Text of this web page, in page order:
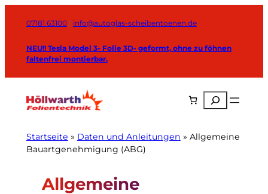
Inhalt07181 63100| info@autoglas-scheibentoenen.de
NEU!! Tesla Model 3- Folie 3D- geformt, ohne zu föhnen
faltenfrei montierbar.
Suchen
Startseite » Daten und Anleitungen » Allgemeine
Bauartgenehmigung (ABG)
Aktuelles und Schnäppchen
Allgemeine